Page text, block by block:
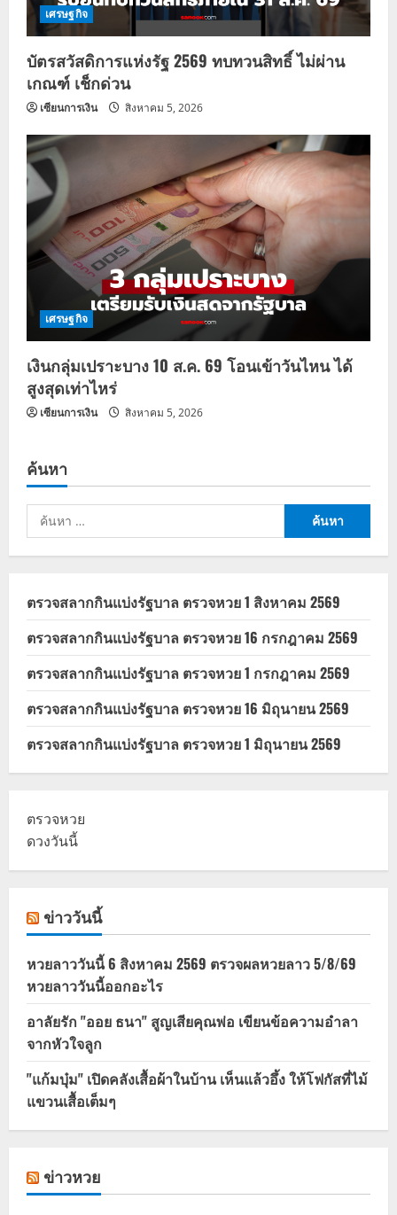
เศรษฐกิจ
บัตรสวัสดิการแห่งรัฐ 2569 ทบทวนสิทธิ์ ไม่ผ่าน
เกณฑ์ เช็กด่วน
เซียนการเงิน สิงหาคม 5, 2026
เศรษฐกิจ
เงินกลุ่มเปราะบาง 10 ส.ค. 69 โอนเข้าวันไหน ได้
สูงสุดเท่าไหร่
เซียนการเงิน สิงหาคม 5, 2026
ค้นหา
ค้นหา
สำหรับ:
ตรวจสลากกินแบ่งรัฐบาล ตรวจหวย 1 สิงหาคม 2569
ตรวจสลากกินแบ่งรัฐบาล ตรวจหวย 16 กรกฎาคม 2569
ตรวจสลากกินแบ่งรัฐบาล ตรวจหวย 1 กรกฎาคม 2569
ตรวจสลากกินแบ่งรัฐบาล ตรวจหวย 16 มิถุนายน 2569
ตรวจสลากกินแบ่งรัฐบาล ตรวจหวย 1 มิถุนายน 2569
ตรวจหวย
ดวงวันนี้
ข่าววันนี้
หวยลาววันนี้ 6 สิงหาคม 2569 ตรวจผลหวยลาว 5/8/69
หวยลาววันนี้ออกอะไร
อาลัยรัก "ออย ธนา" สูญเสียคุณพ่อ เขียนข้อความอำลา
จากหัวใจลูก
"แก้มบุ๋ม" เปิดคลังเสื้อผ้าในบ้าน เห็นแล้วอึ้ง ให้โฟกัสที่ไม้
แขวนเสื้อเต็มๆ
ข่าวหวย